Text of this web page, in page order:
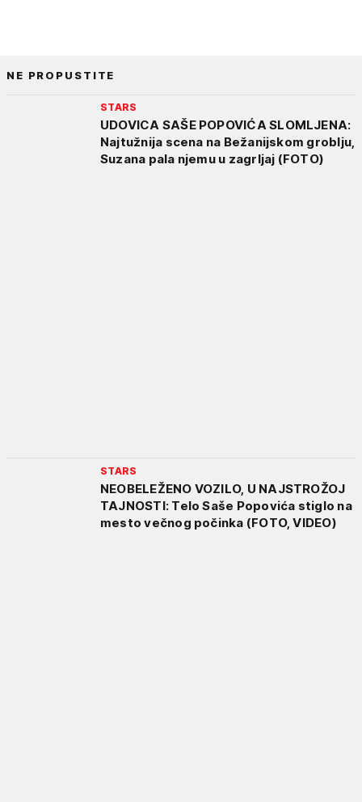
NE PROPUSTITE
STARS
UDOVICA SAŠE POPOVIĆA SLOMLJENA:
Najtužnija scena na Bežanijskom groblju,
Suzana pala njemu u zagrljaj (FOTO)
STARS
NEOBELEŽENO VOZILO, U NAJSTROŽOJ
TAJNOSTI: Telo Saše Popovića stiglo na
mesto večnog počinka (FOTO, VIDEO)